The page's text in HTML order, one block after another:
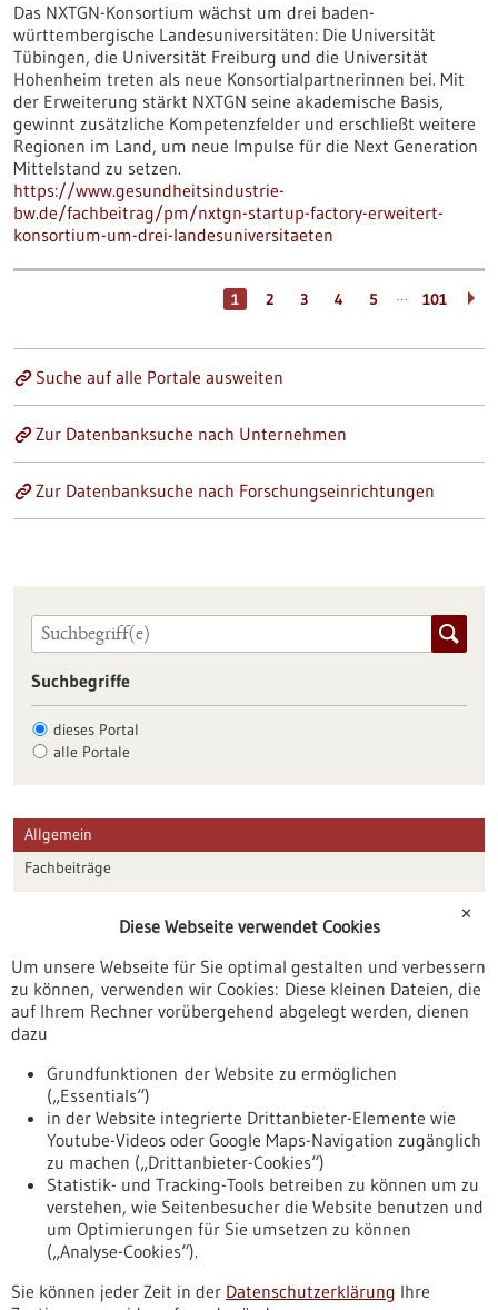
Das NXTGN-Konsortium wächst um drei baden-
württembergische Landesuniversitäten: Die Universität
Tübingen, die Universität Freiburg und die Universität
Hohenheim treten als neue Konsortialpartnerinnen bei. Mit
der Erweiterung stärkt NXTGN seine akademische Basis,
gewinnt zusätzliche Kompetenzfelder und erschließt weitere
Regionen im Land, um neue Impulse für die Next Generation
Mittelstand zu setzen.
https://www.gesundheitsindustrie-
bw.de/fachbeitrag/pm/nxtgn-startup-factory-erweitert-
konsortium-um-drei-landesuniversitaeten
1 2 3 4 5 … 101
Suche auf alle Portale ausweiten
Zur Datenbanksuche nach Unternehmen
Zur Datenbanksuche nach Forschungseinrichtungen
Suchbegriffe
dieses Portal
alle Portale
Allgemein
Fachbeiträge
Veranstaltungen
Erscheinungsdatum
Nach oben
✕
Diese Webseite verwendet Cookies
Um unsere Webseite für Sie optimal gestalten und verbessern
zu können, verwenden wir Cookies: Diese kleinen Dateien, die
auf Ihrem Rechner vorübergehend abgelegt werden, dienen
dazu
Grundfunktionen der Website zu ermöglichen
(„Essentials“)
in der Website integrierte Drittanbieter-Elemente wie
Youtube-Videos oder Google Maps-Navigation zugänglich
zu machen („Drittanbieter-Cookies“)
Statistik- und Tracking-Tools betreiben zu können um zu
verstehen, wie Seitenbesucher die Website benutzen und
um Optimierungen für Sie umsetzen zu können
(„Analyse-Cookies“).
Sie können jeder Zeit in der Datenschutzerklärung Ihre